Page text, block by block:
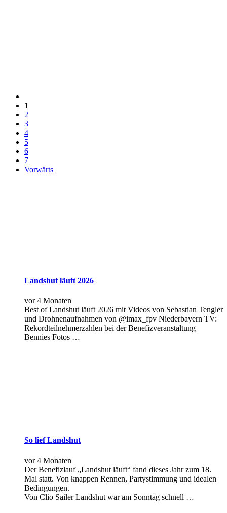
1
2
3
4
5
6
7
Vorwärts
Landshut läuft 2026
vor 4 Monaten
Best of Landshut läuft 2026 mit Videos von Sebastian Tengler
und Drohnenaufnahmen von @imax_fpv Niederbayern TV:
Rekordteilnehmerzahlen bei der Benefizveranstaltung
Bennies Fotos …
So lief Landshut
vor 4 Monaten
Der Benefizlauf „Landshut läuft“ fand dieses Jahr zum 18.
Mal statt. Von knappen Rennen, Partystimmung und idealen
Bedingungen.
Von Clio Sailer Landshut war am Sonntag schnell …